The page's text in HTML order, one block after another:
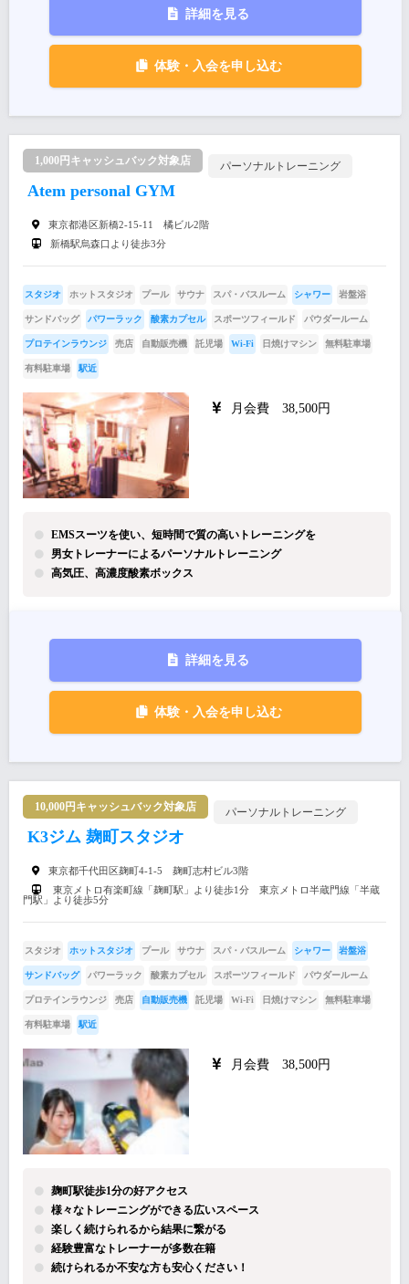
詳細を見る
体験・入会を申し込む
1,000円キャッシュバック対象店 パーソナルトレーニング
Atem personal GYM
東京都港区新橋2-15-11 橘ビル2階
新橋駅烏森口より徒歩3分
スタジオ ホットスタジオ プール サウナ スパ・バスルーム シャワー 岩盤浴
サンドバッグ パワーラック 酸素カプセル スポーツフィールド パウダールーム
プロテインラウンジ 売店 自動販売機 託児場 Wi-Fi 日焼けマシン 無料駐車場
有料駐車場 駅近
月会費 38,500円
EMSスーツを使い、短時間で質の高いトレーニングを
男女トレーナーによるパーソナルトレーニング
高気圧、高濃度酸素ボックス
詳細を見る
体験・入会を申し込む
10,000円キャッシュバック対象店 パーソナルトレーニング
K3ジム 麹町スタジオ
東京都千代田区麹町4-1-5 麹町志村ビル3階
東京メトロ有楽町線「麹町駅」より徒歩1分 東京メトロ半蔵門線「半蔵
門駅」より徒歩5分
スタジオ ホットスタジオ プール サウナ スパ・バスルーム シャワー 岩盤浴
サンドバッグ パワーラック 酸素カプセル スポーツフィールド パウダールーム
プロテインラウンジ 売店 自動販売機 託児場 Wi-Fi 日焼けマシン 無料駐車場
有料駐車場 駅近
月会費 38,500円
麹町駅徒歩1分の好アクセス
様々なトレーニングができる広いスペース
楽しく続けられるから結果に繋がる
経験豊富なトレーナーが多数在籍
続けられるか不安な方も安心ください！